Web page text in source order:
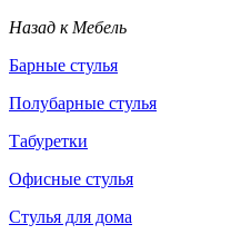
Назад к Мебель
Барные стулья
Полубарные стулья
Табуретки
Офисные стулья
Стулья для дома